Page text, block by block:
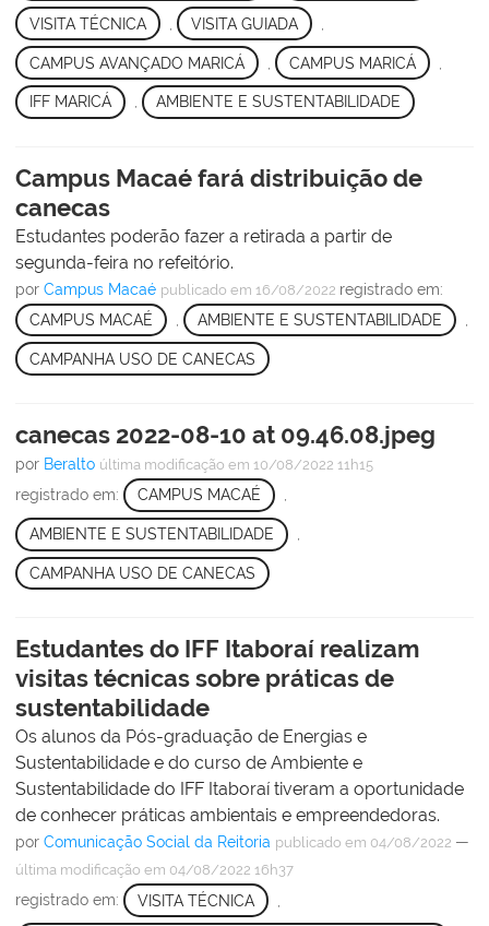
VISITA TÉCNICA VISITA GUIADA
CAMPUS AVANÇADO MARICÁ CAMPUS MARICÁ
IFF MARICÁ , AMBIENTE E SUSTENTABILIDADE
Campus Macaé fará distribuição de
canecas
Estudantes poderão fazer a retirada a partir de
segunda-feira no refeitório.
por Campus Macaé publicado em 16/08/2022 registrado em:
CAMPUS MACAÉ
AMBIENTE E SUSTENTABILIDADE
CAMPANHA USO DE CANECAS
canecas 2022-08-10 at 09.46.08.jpeg
por Beralto última modificação em 10/08/2022 11h15
registrado em: CAMPUS MACAÉ ,
AMBIENTE E SUSTENTABILIDADE
CAMPANHA USO DE CANECAS
Estudantes do IFF Itaboraí realizam
visitas técnicas sobre práticas de
sustentabilidade
Os alunos da Pós-graduação de Energias e
Sustentabilidade e do curso de Ambiente e
Sustentabilidade do IFF Itaboraí tiveram a oportunidade
de conhecer práticas ambientais e empreendedoras.
por Comunicação Social da Reitoria publicado em 04/08/2022 —
última modificação em 04/08/2022 16h37
registrado em: VISITA TÉCNICA